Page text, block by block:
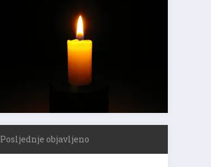
Posljednje objavljeno